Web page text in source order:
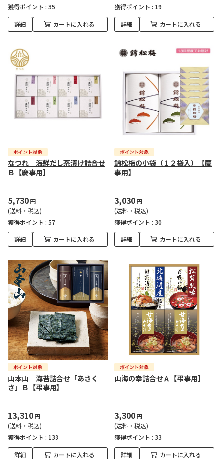
獲得ポイント : 35
詳細 カートに入れる
獲得ポイント : 19
詳細 カートに入れる
なつれ 海鮮だし茶漬け詰合せ
Ｂ【慶事用】
5,730円
(送料・税込)
獲得ポイント : 57
詳細 カートに入れる
錦松梅の小袋（１２袋入）【慶
事用】
3,030円
(送料・税込)
獲得ポイント : 30
詳細 カートに入れる
山本山 海苔詰合せ「あさく
さ」Ｂ【弔事用】
13,310円
(送料・税込)
獲得ポイント : 133
詳細 カートに入れる
山海の幸詰合せＡ【弔事用】
3,300円
(送料・税込)
獲得ポイント : 33
詳細 カートに入れる